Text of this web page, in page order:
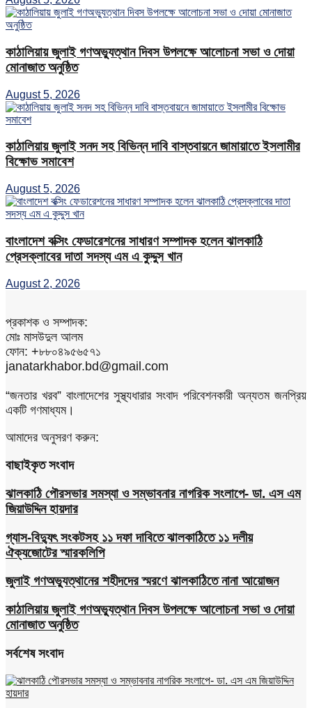
কাঠালিয়ায় জুলাই গণঅভ্যুত্থান দিবস উপলক্ষে আলোচনা সভা ও দোয়া
মোনাজাত অনুষ্ঠিত
August 5, 2026
কাঠালিয়ায় জুলাই সনদ সহ বিভিন্ন দাবি বাস্তবায়নে জামায়াতে ইসলামীর
বিক্ষোভ সমাবেশ
August 5, 2026
বাংলাদেশ বক্সিং ফেডারেশনের সাধারণ সম্পাদক হলেন ঝালকাঠি
প্রেসক্লাবের দাতা সদস্য এম এ কুদ্দুস খান
August 2, 2026
প্রকাশক ও সম্পাদক:
মোঃ মাসউদুল আলম
ফোন: +৮৮০৪৯৫৬৫৭১
janatarkhabor.bd@gmail.com
“জনতার খরব” বাংলাদেশের সুস্থ্যধারার সংবাদ পরিবেশনকারী অন্যতম জনপ্রিয়
একটি গণমাধ্যম।
আমাদের অনুসরণ করুন:
বাছাইকৃত সংবাদ
ঝালকাঠি পৌরসভার সমস্যা ও সম্ভাবনার নাগরিক সংলাপে- ডা. এস এম
জিয়াউদ্দিন হায়দার
গ্যাস-বিদ্যুৎ সংকটসহ ১১ দফা দাবিতে ঝালকাঠিতে ১১ দলীয়
ঐক্যজোটের স্মারকলিপি
জুলাই গণঅভ্যুত্থানের শহীদদের স্মরণে ঝালকাঠিতে নানা আয়োজন
কাঠালিয়ায় জুলাই গণঅভ্যুত্থান দিবস উপলক্ষে আলোচনা সভা ও দোয়া
মোনাজাত অনুষ্ঠিত
সর্বশেষ সংবাদ